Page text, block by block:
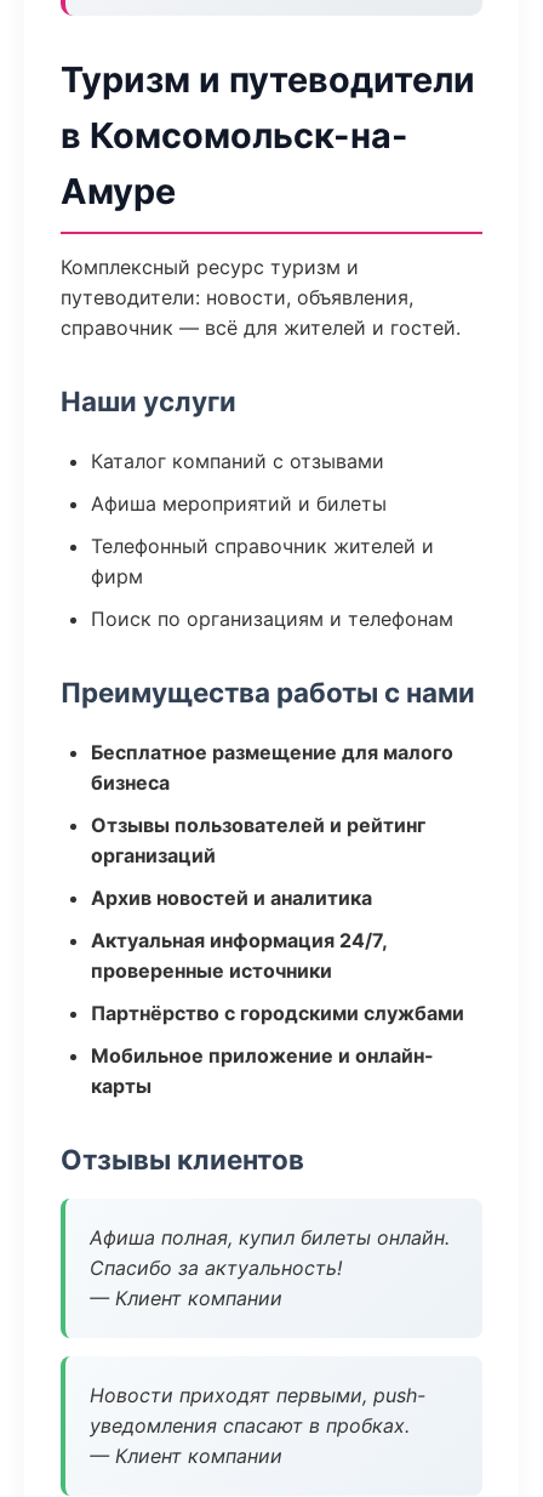
Туризм и путеводители
в Комсомольск-на-
Амуре
Комплексный ресурс туризм и
путеводители: новости, объявления,
справочник — всё для жителей и гостей.
Наши услуги
Каталог компаний с отзывами
Афиша мероприятий и билеты
Телефонный справочник жителей и
фирм
Поиск по организациям и телефонам
Преимущества работы с нами
Бесплатное размещение для малого
бизнеса
Отзывы пользователей и рейтинг
организаций
Архив новостей и аналитика
Актуальная информация 24/7,
проверенные источники
Партнёрство с городскими службами
Мобильное приложение и онлайн-
карты
Отзывы клиентов
Афиша полная, купил билеты онлайн.
Спасибо за актуальность!
— Клиент компании
Новости приходят первыми, push-
уведомления спасают в пробках.
— Клиент компании